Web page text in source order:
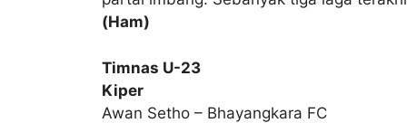
(Ham)
Timnas U-23
Kiper
Awan Setho – Bhayangkara FC